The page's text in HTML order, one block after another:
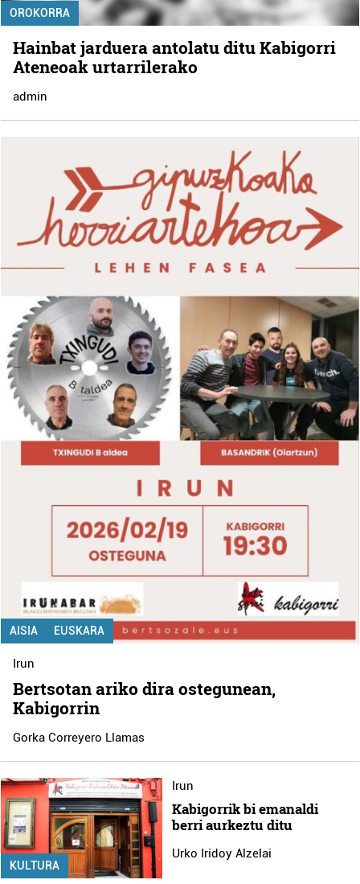
OROKORRA
Hainbat jarduera antolatu ditu Kabigorri
Ateneoak urtarrilerako
admin
AISIA EUSKARA
Irun
Bertsotan ariko dira ostegunean,
Kabigorrin
Gorka Correyero Llamas
KULTURA
Irun
Kabigorrik bi emanaldi
berri aurkeztu ditu
Urko Iridoy Alzelai